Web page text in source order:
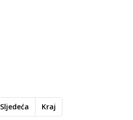
Sljedeća Kraj